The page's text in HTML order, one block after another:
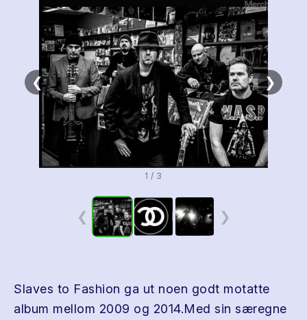
❮ ❯
1 / 3
❮ ❯
Slaves to Fashion ga ut noen godt motatte
album mellom 2009 og 2014.Med sin særegne